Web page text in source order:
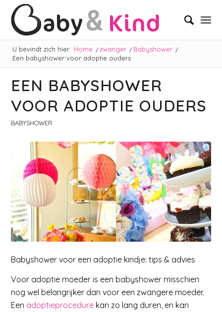
U bevindt zich hier: Home / zwanger / Babyshower /
Een babyshower voor adoptie ouders
EEN BABYSHOWER
VOOR ADOPTIE OUDERS
BABYSHOWER
Babyshower voor een adoptie kindje: tips & advies
Voor adoptie moeder is een babyshower misschien
nog wel belangrijker dan voor een zwangere moeder.
Een adoptieprocedure kan zo lang duren, en kan